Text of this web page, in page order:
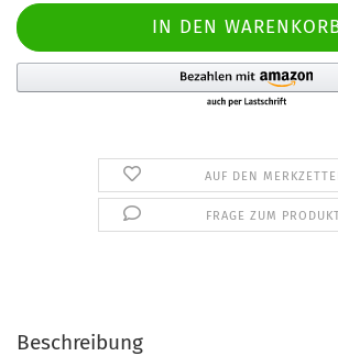
AUF DEN
FRAGE ZUM
Beschreibung